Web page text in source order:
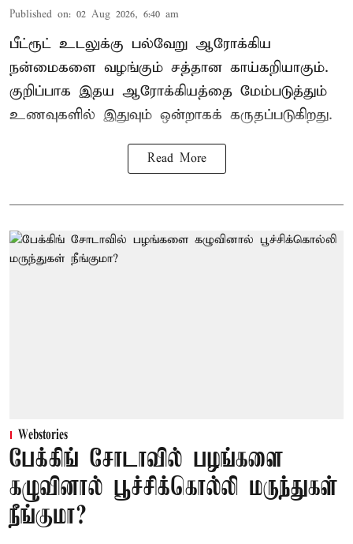
Published on: 02 Aug 2026, 6:40 am
பீட்ரூட் உடலுக்கு பல்வேறு ஆரோக்கிய
நன்மைகளை வழங்கும் சத்தான காய்கறியாகும்.
குறிப்பாக இதய ஆரோக்கியத்தை மேம்படுத்தும்
உணவுகளில் இதுவும் ஒன்றாகக் கருதப்படுகிறது.
Read More
Webstories
பேக்கிங் சோடாவில் பழங்களை
கழுவினால் பூச்சிக்கொல்லி மருந்துகள்
நீங்குமா?